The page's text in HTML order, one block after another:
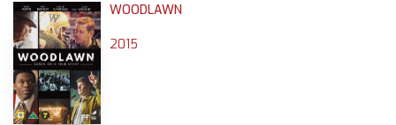
WOODLAWN
2015